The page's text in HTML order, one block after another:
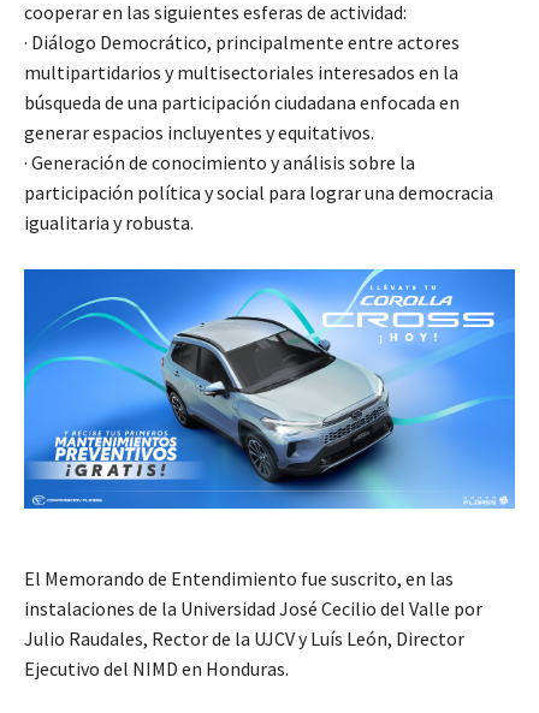
cooperar en las siguientes esferas de actividad:
· Diálogo Democrático, principalmente entre actores
multipartidarios y multisectoriales interesados en la
búsqueda de una participación ciudadana enfocada en
generar espacios incluyentes y equitativos.
· Generación de conocimiento y análisis sobre la
participación política y social para lograr una democracia
igualitaria y robusta.
El Memorando de Entendimiento fue suscrito, en las
instalaciones de la Universidad José Cecilio del Valle por
Julio Raudales, Rector de la UJCV y Luís León, Director
Ejecutivo del NIMD en Honduras.